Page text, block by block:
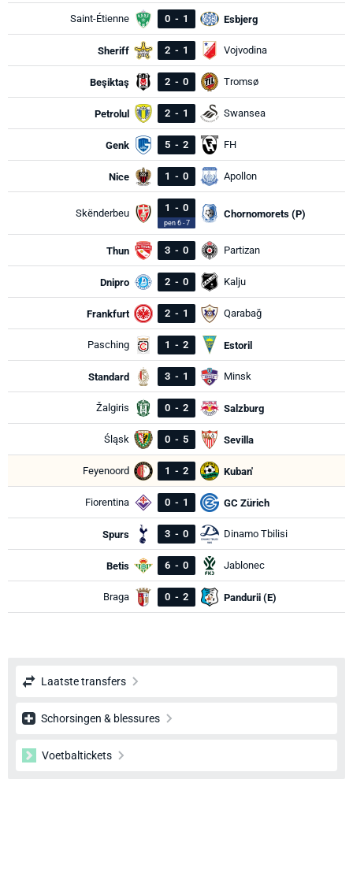
Saint-Étienne 0 - 1 Esbjerg
Sheriff 2 - 1 Vojvodina
Beşiktaş 2 - 0 Tromsø
Petrolul 2 - 1 Swansea
Genk 5 - 2 FH
Nice 1 - 0 Apollon
Skënderbeu 1 - 0
pen 6 - 7
Chornomorets (P)
Thun 3 - 0 Partizan
Dnipro 2 - 0 Kalju
Frankfurt 2 - 1 Qarabağ
Pasching 1 - 2 Estoril
Standard 3 - 1 Minsk
Žalgiris 0 - 2 Salzburg
Śląsk 0 - 5 Sevilla
Feyenoord 1 - 2 Kuban'
Fiorentina 0 - 1 GC Zürich
Spurs 3 - 0 Dinamo Tbilisi
Betis 6 - 0 Jablonec
Braga 0 - 2 Pandurii (E)
Laatste transfers
Schorsingen & blessures
Voetbaltickets